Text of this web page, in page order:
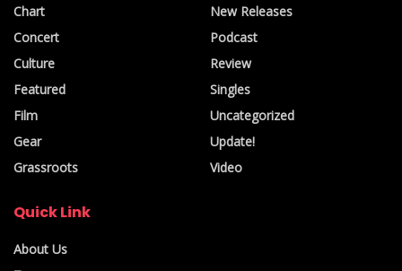
Chart
Concert
Culture
Featured
Film
Gear
Grassroots
New Releases
Podcast
Review
Singles
Uncategorized
Update!
Video
Quick Link
About Us